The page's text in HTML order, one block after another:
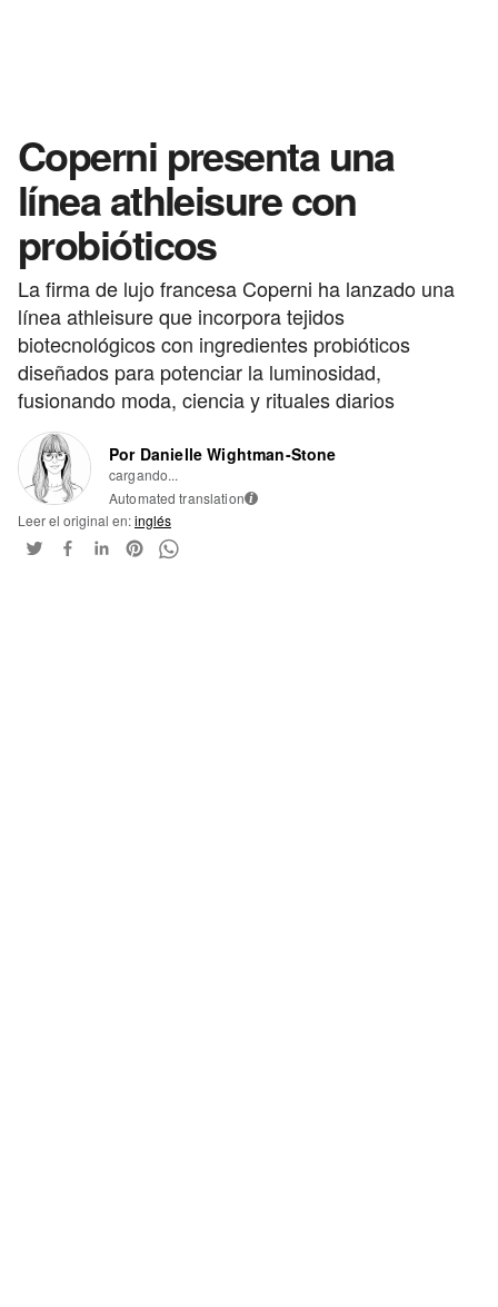
Coperni presenta una
línea athleisure con
probióticos
La firma de lujo francesa Coperni ha lanzado una
línea athleisure que incorpora tejidos
biotecnológicos con ingredientes probióticos
diseñados para potenciar la luminosidad,
fusionando moda, ciencia y rituales diarios
Por Danielle Wightman-Stone
cargando...
Automated translation i
Leer el original en:inglés